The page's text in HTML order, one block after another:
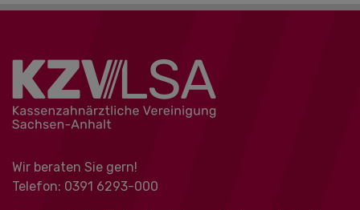
Wir beraten Sie gern!
Telefon: 0391 ‍6293-000